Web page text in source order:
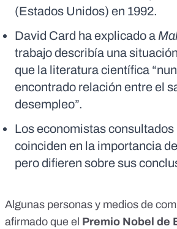
(Estados Unidos) en 1992.
David Card ha explicado a
trabajo describía una
que la literatura científica
encontrado relación entre el
desempleo”.
Los economistas consultados
coinciden en la importancia
pero difieren sobre sus
Algunas personas y medios de
afirmado que el Premio Nobel de